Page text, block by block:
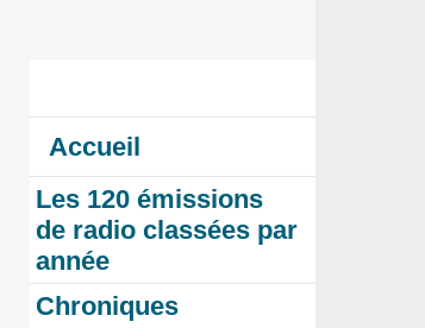
Accueil
Les 120 émissions
de radio classées par
année
Chroniques